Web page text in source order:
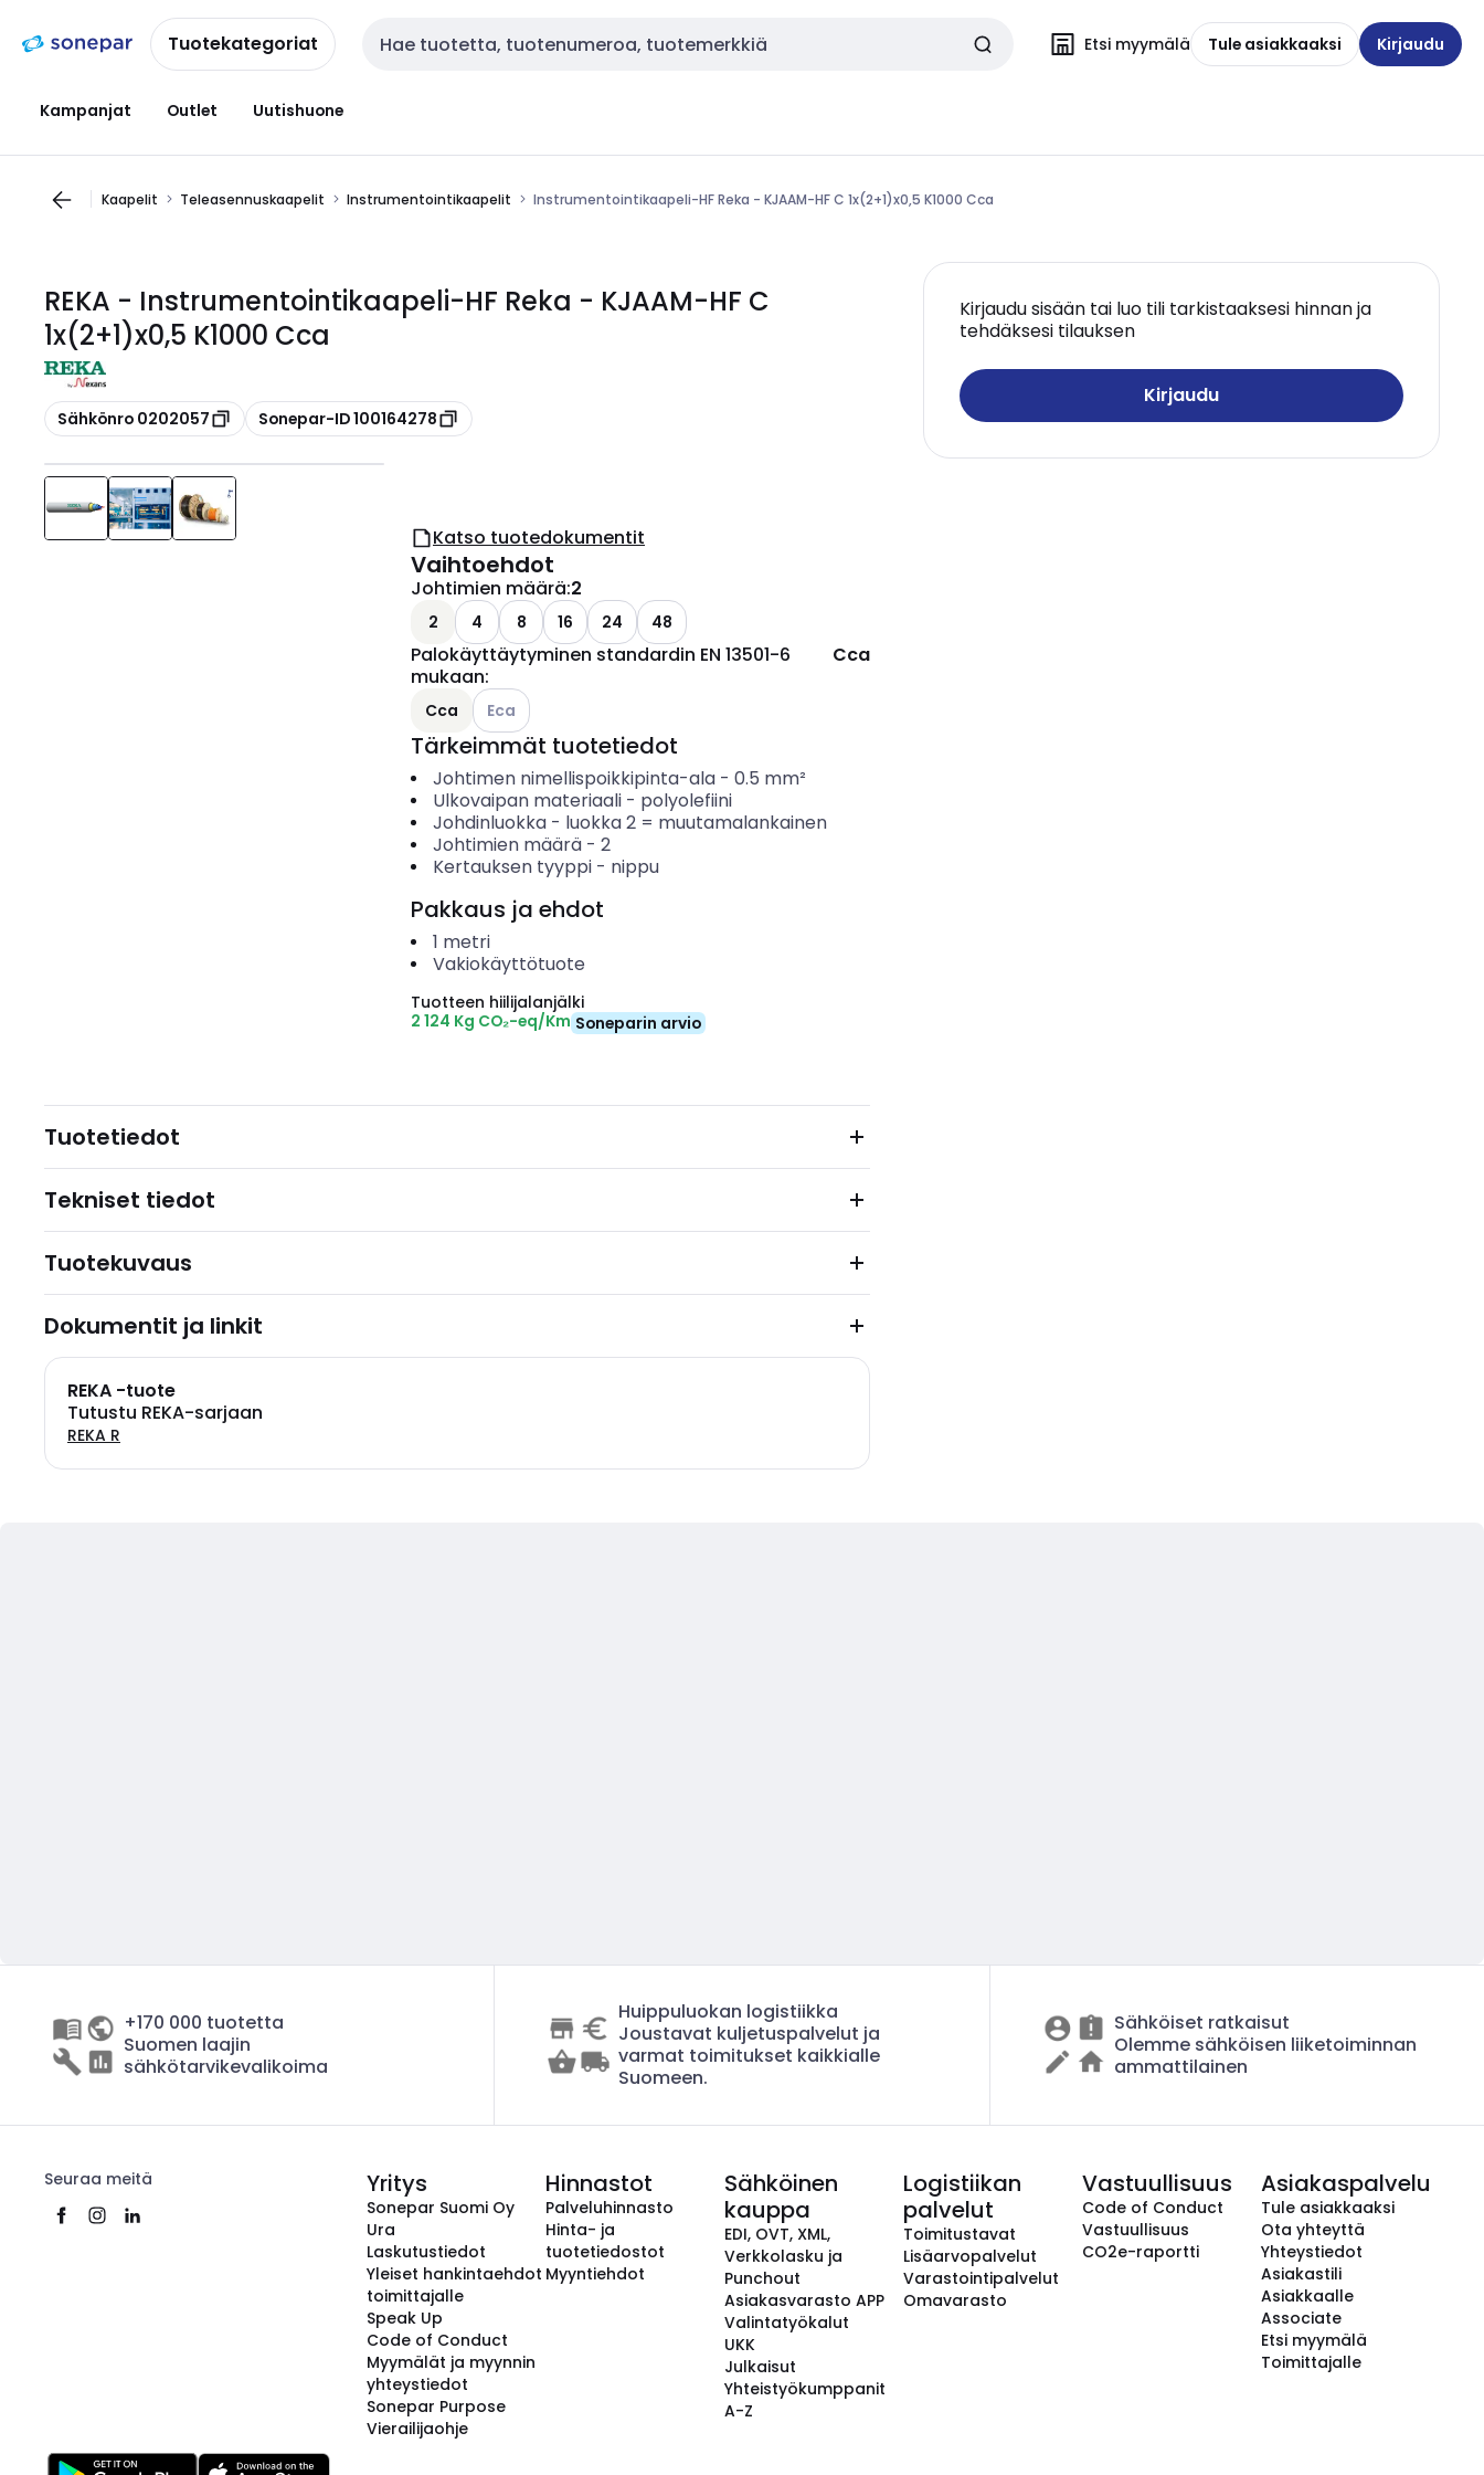
navigointiinsisältöönTuotekategoriat Haku Etsi myymälä Tule asiakkaaksi Kirjaudu
Kampanjat Outlet Uutishuone
Kaapelit Teleasennuskaapelit Instrumentointikaapelit Instrumentointikaapeli-HF Reka - KJAAM-HF C 1x(2+1)x0,5 K1000 Cca
REKA - Instrumentointikaapeli-HF Reka - KJAAM-HF C
1x(2+1)x0,5 K1000 Cca
Kopioi
Sähkönro 0202057 Kopioi
Sonepar-ID 100164278
Kirjaudu sisään tai luo tili tarkistaaksesi hinnan ja
tehdäksesi tilauksen
Kirjaudu
Katso tuotedokumentit
Vaihtoehdot
Johtimien määrä:2
2 4 8 16 24 48
Palokäyttäytyminen standardin EN 13501-6
mukaan:
Cca
Cca Katso käytettävissä olevat vaihtoehdot
Eca
Tärkeimmät tuotetiedot
Johtimen nimellispoikkipinta-ala- 0.5 mm²
Ulkovaipan materiaali- polyolefiini
Johdinluokka- luokka 2 = muutamalankainen
Johtimien määrä- 2
Kertauksen tyyppi- nippu
Pakkaus ja ehdot
1 metri
Vakiokäyttötuote
Tuotteen hiilijalanjälki
2 124 Kg CO₂-eq/Km Soneparin arvio
Tuotetiedot
Tekniset tiedot
Tuotekuvaus
Dokumentit ja linkit
REKA -tuote
Tutustu REKA-sarjaan
REKA R
+170 000 tuotetta
Suomen laajin
sähkötarvikevalikoima
Huippuluokan logistiikka
Joustavat kuljetuspalvelut ja
varmat toimitukset kaikkialle
Suomeen.
Sähköiset ratkaisut
Olemme sähköisen liiketoiminnan
ammattilainen
Seuraa meitä Yritys
Sonepar Suomi Oy
Ura
Laskutustiedot
Yleiset hankintaehdot
toimittajalle
Speak Up
Code of Conduct
Myymälät ja myynnin
yhteystiedot
Sonepar Purpose
Vierailijaohje
Hinnastot
Palveluhinnasto
Hinta- ja
tuotetiedostot
Myyntiehdot
Sähköinen
kauppa
EDI, OVT, XML,
Verkkolasku ja
Punchout
Asiakasvarasto APP
Valintatyökalut
UKK
Julkaisut
Yhteistyökumppanit
A-Z
Logistiikan
palvelut
Toimitustavat
Lisäarvopalvelut
Varastointipalvelut
Omavarasto
Vastuullisuus
Code of Conduct
Vastuullisuus
CO2e-raportti
Asiakaspalvelu
Tule asiakkaaksi
Ota yhteyttä
Yhteystiedot
Asiakastili
Asiakkaalle
Associate
Etsi myymälä
Toimittajalle